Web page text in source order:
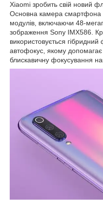
Xiaomi зробить свій новий
Основна камера смартфона
модулів, включаючи 48-
зображення Sony IMX586.
використовується
автофокус, якому
блискавичну фокусування